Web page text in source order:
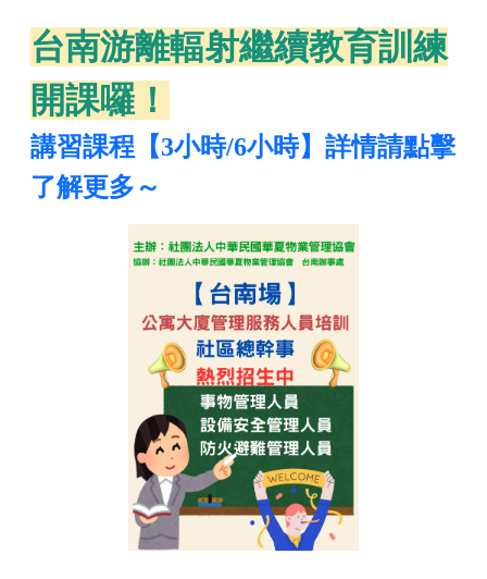
台南游離輻射繼續教育訓練
開課囉！
講習課程【3小時/6小時】詳情請點擊
了解更多～